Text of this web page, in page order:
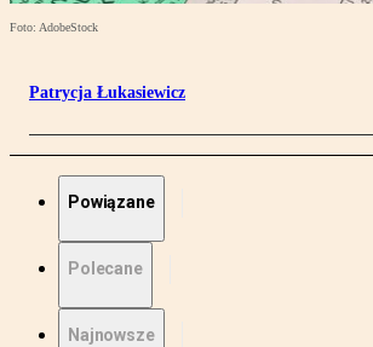
Foto: AdobeStock
Patrycja Łukasiewicz
Powiązane
Polecane
Najnowsze